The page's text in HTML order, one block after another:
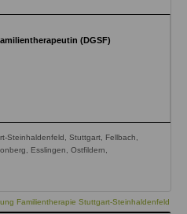
(DGSF)
Steinhaldenfeld, Stuttgart, Fellbach,
Esslingen, Ostfildern,
Familientherapie Stuttgart-Steinhaldenfeld